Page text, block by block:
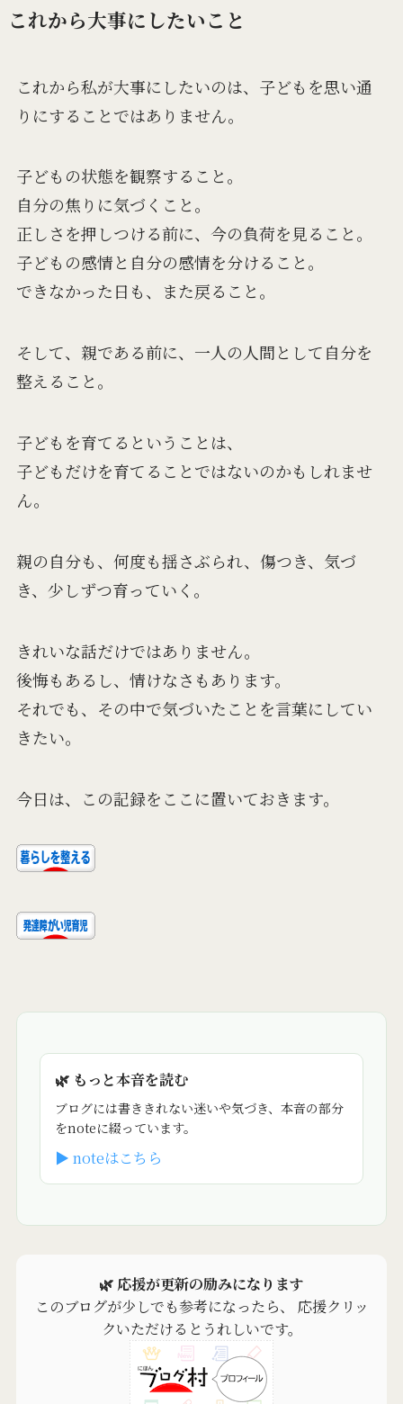
これから大事にしたいこと
これから私が大事にしたいのは、子どもを思い通
りにすることではありません。
子どもの状態を観察すること。
自分の焦りに気づくこと。
正しさを押しつける前に、今の負荷を見ること。
子どもの感情と自分の感情を分けること。
できなかった日も、また戻ること。
そして、親である前に、一人の人間として自分を
整えること。
子どもを育てるということは、
子どもだけを育てることではないのかもしれませ
ん。
親の自分も、何度も揺さぶられ、傷つき、気づ
き、少しずつ育っていく。
きれいな話だけではありません。
後悔もあるし、情けなさもあります。
それでも、その中で気づいたことを言葉にしてい
きたい。
今日は、この記録をここに置いておきます。
🌿 もっと本音を読む
ブログには書ききれない迷いや気づき、本音の部分
をnoteに綴っています。
▶ noteはこちら
🌿 応援が更新の励みになります
このブログが少しでも参考になったら、 応援クリッ
クいただけるとうれしいです。